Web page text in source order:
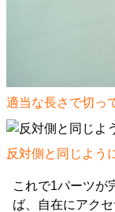
適当な長さで切っ
反対側と同じよう
これで1パーツが
ば、自在にアク